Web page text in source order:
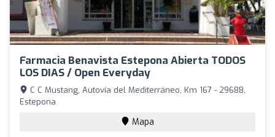
Farmacia Benavista Estepona Abierta TODOS
LOS DIAS / Open Everyday
C C Mustang, Autovía del Mediterráneo, Km 167 - 29688,
Estepona
Mapa